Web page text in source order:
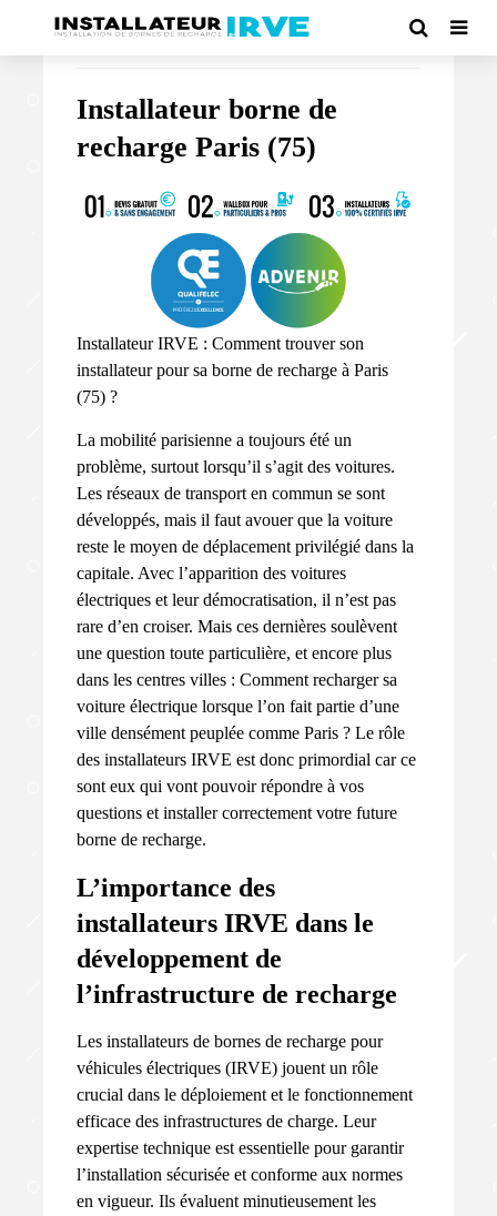
Accueil/ Produit Installateur IRVE par ville / Installateur borne
Installateur borne de
recharge Paris (75)
Installateur IRVE : Comment trouver son
installateur pour sa borne de recharge à Paris
(75) ?
La mobilité parisienne a toujours été un
problème, surtout lorsqu’il s’agit des voitures.
Les réseaux de transport en commun se sont
développés, mais il faut avouer que la voiture
reste le moyen de déplacement privilégié dans la
capitale. Avec l’apparition des voitures
électriques et leur démocratisation, il n’est pas
rare d’en croiser. Mais ces dernières soulèvent
une question toute particulière, et encore plus
dans les centres villes : Comment recharger sa
voiture électrique lorsque l’on fait partie d’une
ville densément peuplée comme Paris ? Le rôle
des installateurs IRVE est donc primordial car ce
sont eux qui vont pouvoir répondre à vos
questions et installer correctement votre future
borne de recharge.
L’importance des
installateurs IRVE dans le
développement de
l’infrastructure de recharge
Les installateurs de bornes de recharge pour
véhicules électriques (IRVE) jouent un rôle
crucial dans le déploiement et le fonctionnement
efficace des infrastructures de charge. Leur
expertise technique est essentielle pour garantir
l’installation sécurisée et conforme aux normes
en vigueur. Ils évaluent minutieusement les